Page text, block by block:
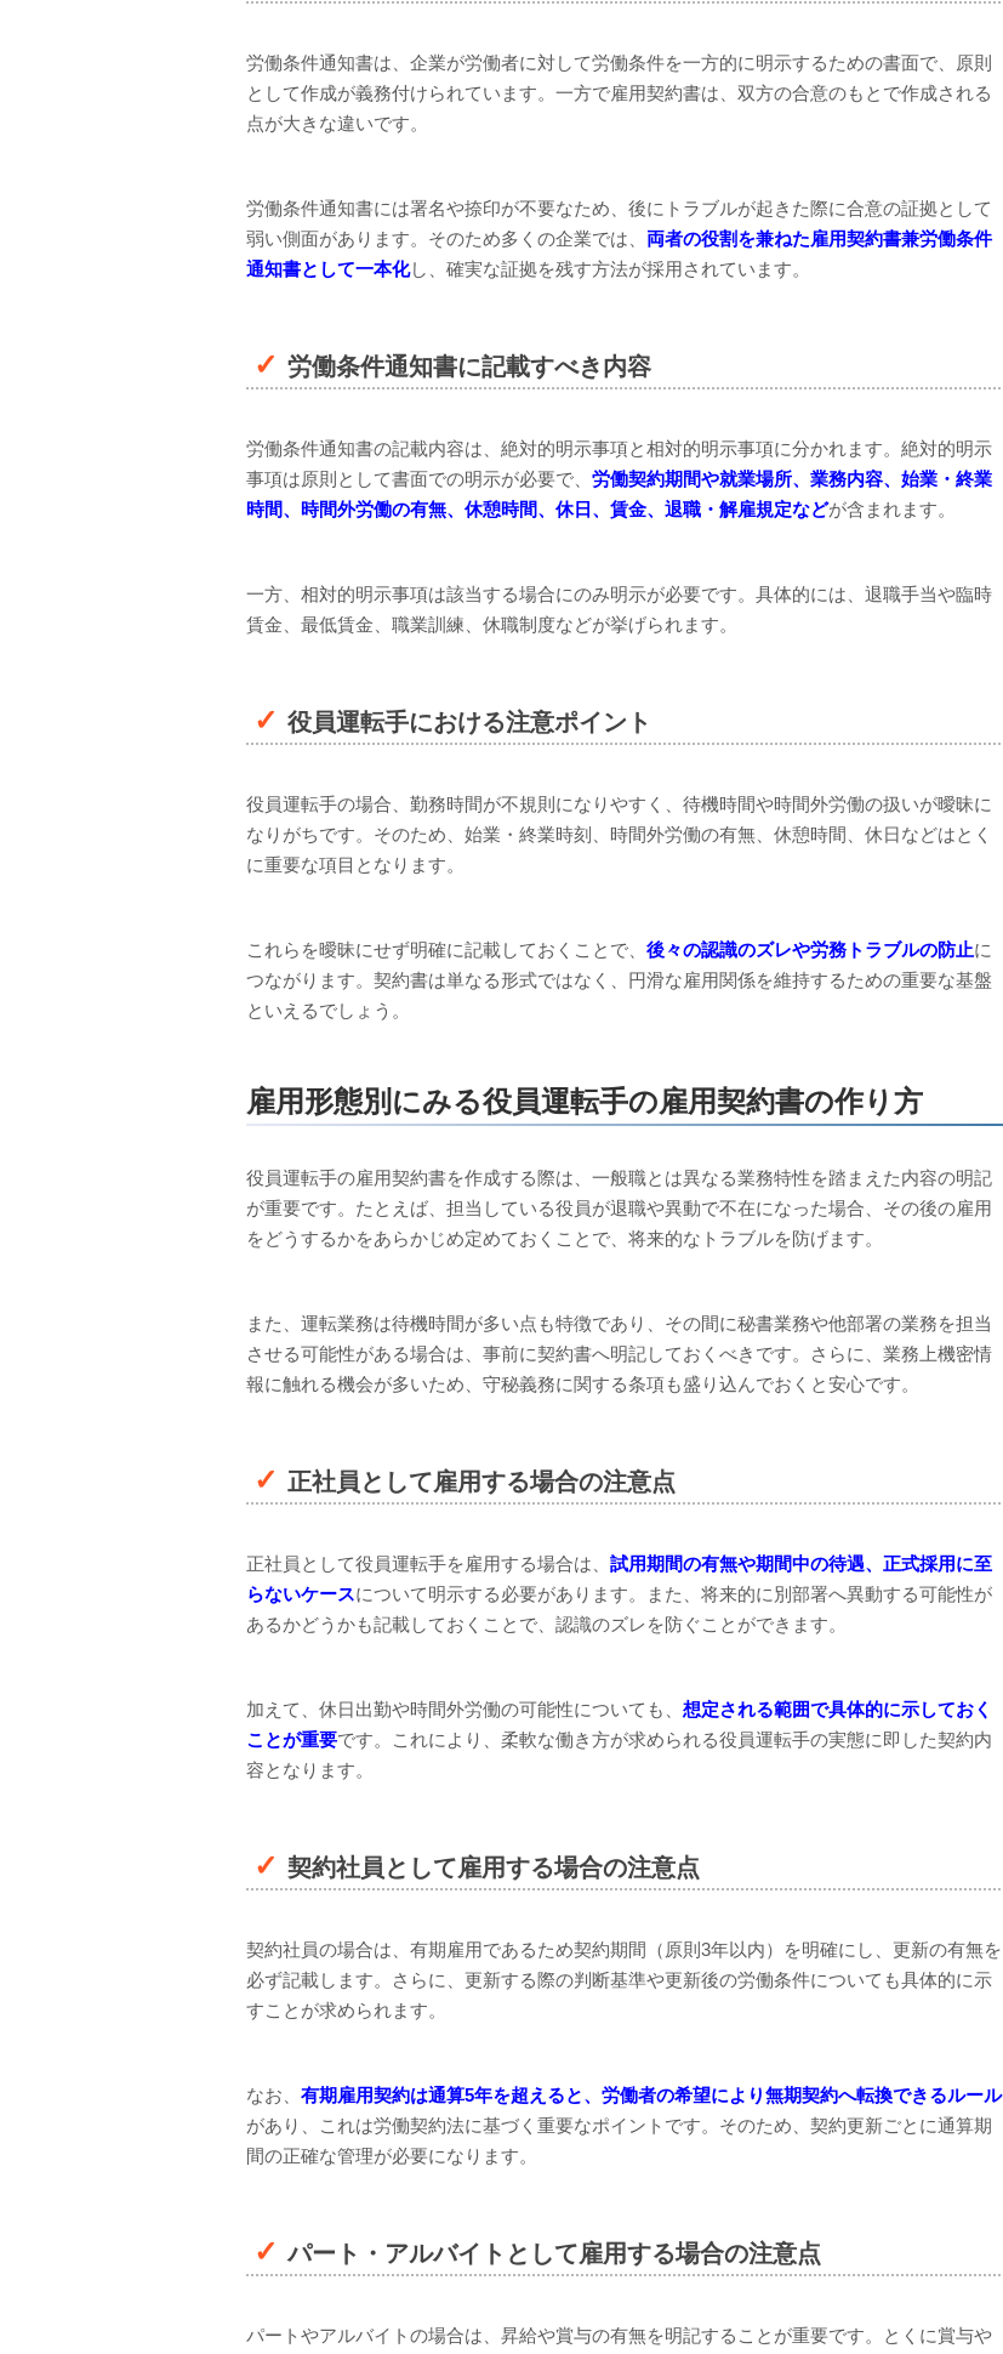
労働条件通知書は、企業が労働者に対して労働条件を一方的に明示するための書面で、原則
として作成が義務付けられています。一方で雇用契約書は、双方の合意のもとで作成される
点が大きな違いです。
労働条件通知書には署名や捺印が不要なため、後にトラブルが起きた際に合意の証拠として
弱い側面があります。そのため多くの企業では、 両者の役割を兼ねた雇用契約書兼労働条件
通知書として一本化し、確実な証拠を残す方法が採用されています。
労働条件通知書に記載すべき内容
労働条件通知書の記載内容は、絶対的明示事項と相対的明示事項に分かれます。絶対的明示
事項は原則として書面での明示が必要で、 労働契約期間や就業場所、業務内容、始業・終業
時間、時間外労働の有無、休憩時間、休日、賃金、退職・解雇規定などが含まれます。
一方、相対的明示事項は該当する場合にのみ明示が必要です。具体的には、退職手当や臨時
賃金、最低賃金、職業訓練、休職制度などが挙げられます。
役員運転手における注意ポイント
役員運転手の場合、勤務時間が不規則になりやすく、待機時間や時間外労働の扱いが曖昧に
なりがちです。そのため、始業・終業時刻、時間外労働の有無、休憩時間、休日などはとく
に重要な項目となります。
これらを曖昧にせず明確に記載しておくことで、 後々の認識のズレや労務トラブルの防止に
つながります。契約書は単なる形式ではなく、円滑な雇用関係を維持するための重要な基盤
といえるでしょう。
雇用形態別にみる役員運転手の雇用契約書の作り方
役員運転手の雇用契約書を作成する際は、一般職とは異なる業務特性を踏まえた内容の明記
が重要です。たとえば、担当している役員が退職や異動で不在になった場合、その後の雇用
をどうするかをあらかじめ定めておくことで、将来的なトラブルを防げます。
また、運転業務は待機時間が多い点も特徴であり、その間に秘書業務や他部署の業務を担当
させる可能性がある場合は、事前に契約書へ明記しておくべきです。さらに、業務上機密情
報に触れる機会が多いため、守秘義務に関する条項も盛り込んでおくと安心です。
正社員として雇用する場合の注意点
正社員として役員運転手を雇用する場合は、 試用期間の有無や期間中の待遇、正式採用に至
らないケースについて明示する必要があります。また、将来的に別部署へ異動する可能性が
あるかどうかも記載しておくことで、認識のズレを防ぐことができます。
加えて、休日出勤や時間外労働の可能性についても、 想定される範囲で具体的に示しておく
ことが重要です。これにより、柔軟な働き方が求められる役員運転手の実態に即した契約内
容となります。
契約社員として雇用する場合の注意点
契約社員の場合は、有期雇用であるため契約期間（原則3年以内）を明確にし、更新の有無を
必ず記載します。さらに、更新する際の判断基準や更新後の労働条件についても具体的に示
すことが求められます。
なお、 有期雇用契約は通算5年を超えると、労働者の希望により無期契約へ転換できるルール
があり、これは労働契約法に基づく重要なポイントです。そのため、契約更新ごとに通算期
間の正確な管理が必要になります。
パート・アルバイトとして雇用する場合の注意点
パートやアルバイトの場合は、昇給や賞与の有無を明記することが重要です。とくに賞与や